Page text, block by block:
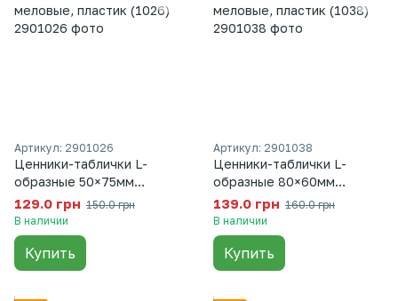
Артикул: 2901026
Ценники-таблички L-
образные 50×75мм
черные, набор 10 шт,
меловые, пластик (1026)
129.0 грн 150.0 грн
В наличии
Купить
Артикул: 2901038
Ценники-таблички L-
образные 80×60мм
черные, набор 10 шт,
меловые, пластик (1038)
139.0 грн 160.0 грн
В наличии
Купить